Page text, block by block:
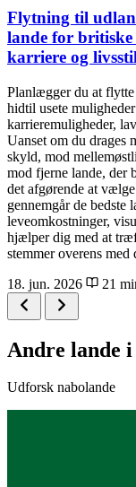
Flytning til
lande for britiske
karriere og
Planlægger du at
hidtil usete
karrieremuligheder,
Uanset om du drages
skyld, mod
mod fjerne lande, der
det afgørende at
gennemgår de bedste
leveomkostninger,
hjælper dig med at
stemmer overens med
18. jun. 2026
21
Andre lande
Udforsk nabolande